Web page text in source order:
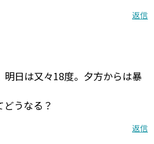
返信
日は又々18度。夕方からは暴
うなる？
返信